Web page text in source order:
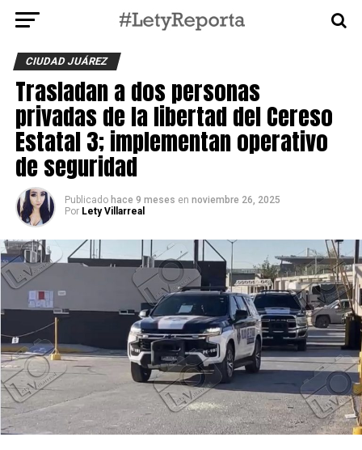
CIUDAD JUÁREZ
Trasladan a dos personas
privadas de la libertad del Cereso
Estatal 3; implementan operativo
de seguridad
Publicado hace 9 meses en noviembre 26, 2025
Por Lety Villarreal